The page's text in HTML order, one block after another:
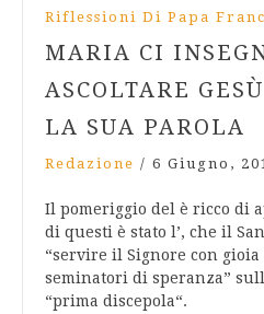
Riflessioni Di Papa
MARIA CI
ASCOLTARE
LA SUA PAROLA
Redazione / 6 Giugno,
Il pomeriggio del è ricco di
di questi è stato l’, che il
“servire il Signore con
seminatori di speranza”
“prima discepola“.